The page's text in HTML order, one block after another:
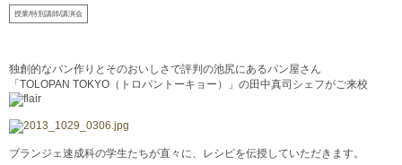
授業/特別講師/講演会
独創的なパン作りとそのおいしさで評判の池尻にあるパン屋さん
「TOLOPAN TOKYO（トロパントーキョー）」の田中真司シェフがご来校
ブランジェ速成科の学生たちが直々に、レシピを伝授していただきます。